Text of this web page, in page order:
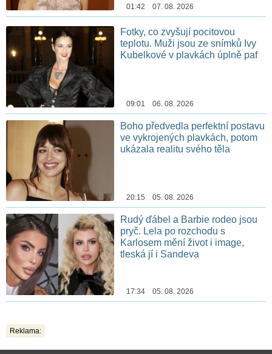
01:42 07. 08. 2026
Fotky, co zvyšují pocitovou
teplotu. Muži jsou ze snímků Ivy
Kubelkové v plavkách úplně paf
09:01 06. 08. 2026
Boho předvedla perfektní postavu
ve vykrojených plavkách, potom
ukázala realitu svého těla
20:15 05. 08. 2026
Rudý ďábel a Barbie rodeo jsou
pryč. Lela po rozchodu s
Karlosem mění život i image,
tleská jí i Sandeva
17:34 05. 08. 2026
Reklama: